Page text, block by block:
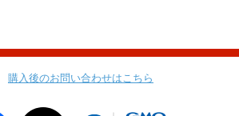
購入後のお問い合わせはこちら